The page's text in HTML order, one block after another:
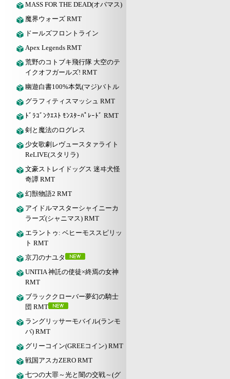
MASS FOR THE DEAD(オバマス)
魔界ウォーズ RMT
ドールズフロントライン
Apex Legends RMT
荒野のコトブキ飛行隊 大空のテ
イクオフガールズ! RMT
幽遊白書100%本気(マジ)バトル
グラフィティスマッシュ RMT
ﾄﾞﾗｺﾞﾝｸｴｽﾄ ﾓﾝｽﾀｰﾊﾟﾚｰﾄﾞ RMT
剣と魔法のログレス
少女歌劇レヴュースタァライト
ReLIVE(スタリラ)
文豪ストレイドッグス 迷ヰ犬怪
奇譚 RMT
幻獣物語2 RMT
アイドルマスターシャイニーカ
ラーズ(シャニマス) RMT
エラントゥ: ベヒーモススピリッ
ト RMT
京刀のナユタ
UNITIA 神託の使徒×終焉の女神
RMT
ブラッククローバー夢幻の騎士
団 RMT
ラングリッサーモバイル(ランモ
バ) RMT
グリーコイン(GREEコイン) RMT
戦国アスカZERO RMT
七つの大罪～光と闇の交戦～(グ